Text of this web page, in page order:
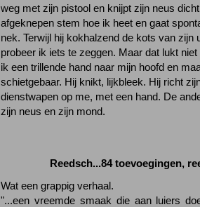
weg met zijn pistool en knijpt zijn neus
afgeknepen stem hoe ik heet en gaat
nek. Terwijl hij kokhalzend de kots van zijn
probeer ik iets te zeggen. Maar dat lukt
ik een trillende hand naar mijn hoofd en
schietgebaar. Hij knikt, lijkbleek. Hij richt
dienstwapen op me, met een hand. De
zijn neus en zijn mond.
Reedsch...84 toevoegingen,
Wat een grappig verhaal.
"...een vreemde smaak die aan luiers